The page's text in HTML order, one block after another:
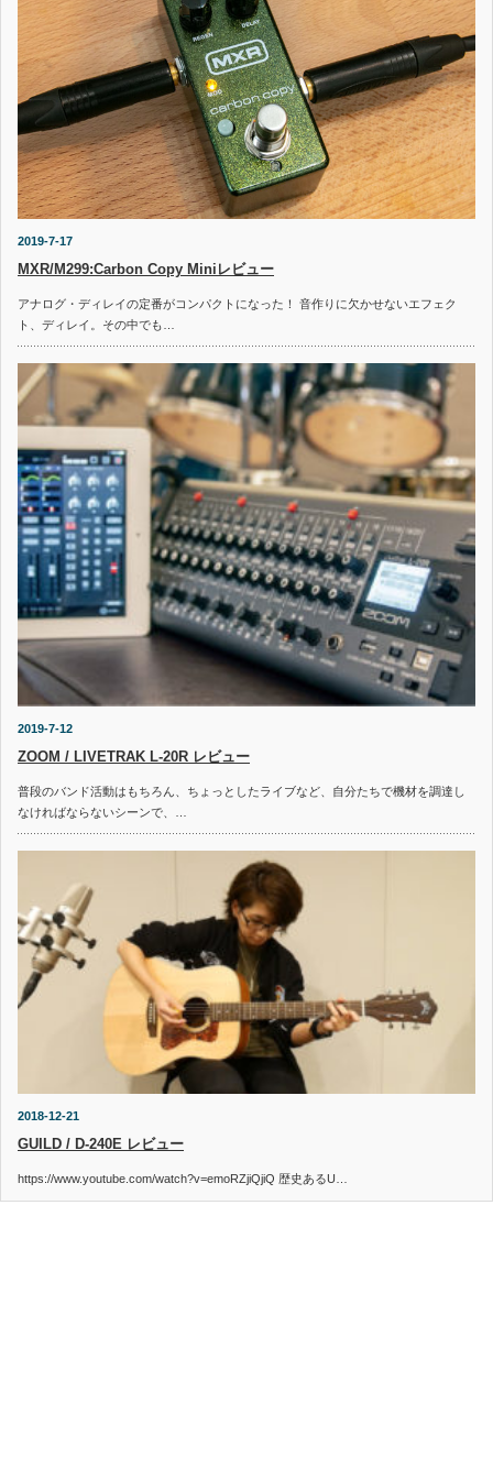
2019-7-17
MXR/M299:Carbon Copy Miniレビュー
アナログ・ディレイの定番がコンパクトになった！ 音作りに欠かせないエフェク
ト、ディレイ。その中でも…
2019-7-12
ZOOM / LIVETRAK L-20R レビュー
普段のバンド活動はもちろん、ちょっとしたライブなど、自分たちで機材を調達し
なければならないシーンで、…
2018-12-21
GUILD / D-240E レビュー
https://www.youtube.com/watch?v=emoRZjiQjiQ 歴史あるU…